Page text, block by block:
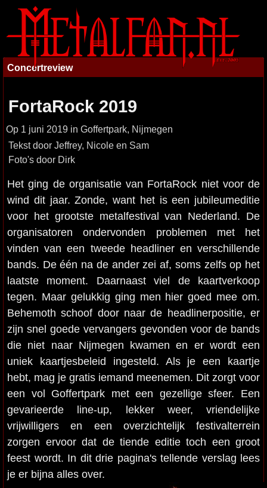
Concertreview
FortaRock 2019
Op 1 juni 2019 in Goffertpark, Nijmegen
Tekst door Jeffrey, Nicole en Sam
Foto's door Dirk
Het ging de organisatie van FortaRock niet voor de
wind dit jaar. Zonde, want het is een jubileumeditie
voor het grootste metalfestival van Nederland. De
organisatoren ondervonden problemen met het
vinden van een tweede headliner en verschillende
bands. De één na de ander zei af, soms zelfs op het
laatste moment. Daarnaast viel de kaartverkoop
tegen. Maar gelukkig ging men hier goed mee om.
Behemoth schoof door naar de headlinerpositie, er
zijn snel goede vervangers gevonden voor de bands
die niet naar Nijmegen kwamen en er wordt een
uniek kaartjesbeleid ingesteld. Als je een kaartje
hebt, mag je gratis iemand meenemen. Dit zorgt voor
een vol Goffertpark met een gezellige sfeer. Een
gevarieerde line-up, lekker weer, vriendelijke
vrijwilligers en een overzichtelijk festivalterrein
zorgen ervoor dat de tiende editie toch een groot
feest wordt. In dit drie pagina's tellende verslag lees
je er bijna alles over.